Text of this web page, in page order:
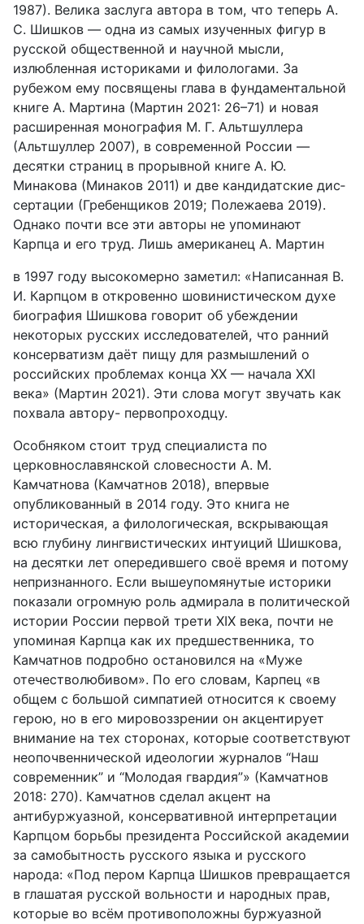
1987). Велика заслуга автора в том, что теперь А.
С. Шишков — одна из самых изученных фигур в
русской общественной и научной мысли,
излюбленная историками и филологами. За
рубежом ему посвящены глава в фундаментальной
книге А. Мартина (Мартин 2021: 26–71) и новая
расширенная монография М. Г. Альтшуллера
(Альтшуллер 2007), в современной России —
десятки страниц в про­рывной книге А. Ю.
Минакова (Минаков 2011) и две кандидатские дис­
сертации (Гребенщиков 2019; Полежаева 2019).
Однако почти все эти авторы не упоминают
Карпца и его труд. Лишь американец А. Мартин
в 1997 году высокомерно заметил: «Написанная В.
И. Карпцом в откро­венно шовинистическом духе
биография Шишкова говорит об убежде­нии
некоторых русских исследователей, что ранний
консерватизм даёт пищу для размышлений о
российских проблемах конца XX — начала XXI
века» (Мартин 2021). Эти слова могут звучать как
похвала автору- первопроходцу.
Особняком стоит труд специалиста по
церковнославянской слове­сности А. М.
Камчатнова (Камчатнов 2018), впервые
опубликованный в 2014 году. Это книга не
историческая, а филологическая, вскрывающая
всю глубину лингвистических интуиций Шишкова,
на десятки лет опе­редившего своё время и потому
непризнанного. Если вышеупомянутые историки
показали огромную роль адмирала в политической
истории России первой трети XIX века, почти не
упоминая Карпца как их пред­шественника, то
Камчатнов подробно остановился на «Муже
отечество­любивом». По его словам, Карпец «в
общем с большой симпатией отно­сится к своему
герою, но в его мировоззрении он акцентирует
внимание на тех сторонах, которые соответствуют
неопочвеннической идеологии журналов “Наш
современник” и “Молодая гвардия”» (Камчатнов
2018: 270). Камчатнов сделал акцент на
антибуржуазной, консервативной ин­терпретации
Карпцом борьбы президента Российской академии
за само­бытность русского языка и русского
народа: «Под пером Карпца Шишков превращается
в глашатая русской вольности и народных прав,
которые во всём противоположны буржуазной